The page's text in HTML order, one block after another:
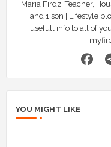
Maria Firdz: Teacher,
and 1 son | Lifestyle
usefull info to all of
YOU MIGHT LIKE